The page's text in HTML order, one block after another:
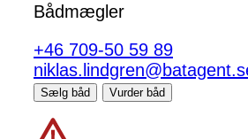
Bådmægler
+46 709-50 59 89
Sælg båd Vurder båd